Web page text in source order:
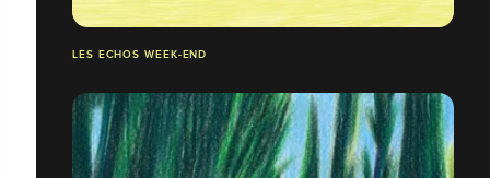
LES ECHOS WEEK-END